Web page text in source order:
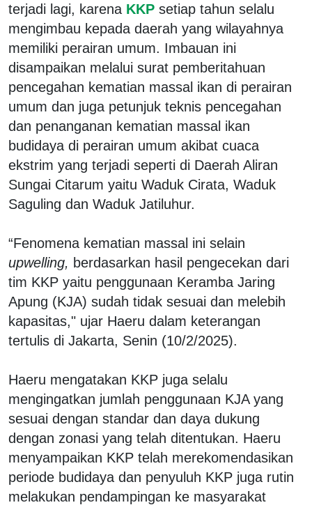
terjadi lagi, karena KKP setiap tahun selalu
mengimbau kepada daerah yang wilayahnya
memiliki perairan umum. Imbauan ini
disampaikan melalui surat pemberitahuan
pencegahan kematian massal ikan di perairan
umum dan juga petunjuk teknis pencegahan
dan penanganan kematian massal ikan
budidaya di perairan umum akibat cuaca
ekstrim yang terjadi seperti di Daerah Aliran
Sungai Citarum yaitu Waduk Cirata, Waduk
Saguling dan Waduk Jatiluhur.
“Fenomena kematian massal ini selain
upwelling, berdasarkan hasil pengecekan dari
tim KKP yaitu penggunaan Keramba Jaring
Apung (KJA) sudah tidak sesuai dan melebih
kapasitas," ujar Haeru dalam keterangan
tertulis di Jakarta, Senin (10/2/2025).
Haeru mengatakan KKP juga selalu
mengingatkan jumlah penggunaan KJA yang
sesuai dengan standar dan daya dukung
dengan zonasi yang telah ditentukan. Haeru
menyampaikan KKP telah merekomendasikan
periode budidaya dan penyuluh KKP juga rutin
melakukan pendampingan ke masyarakat